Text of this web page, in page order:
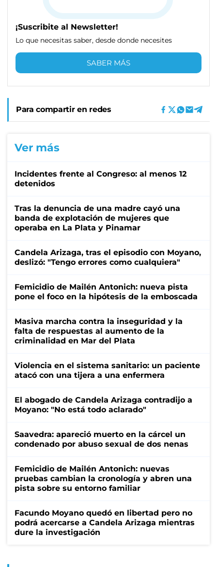
¡Suscribite al Newsletter!
Lo que necesitas saber, desde donde necesites
SABER MÁS
Para compartir en redes
Ver más
Incidentes frente al Congreso: al menos 12
detenidos
Tras la denuncia de una madre cayó una
banda de explotación de mujeres que
operaba en La Plata y Pinamar
Candela Arizaga, tras el episodio con Moyano,
deslizó: "Tengo errores como cualquiera"
Femicidio de Mailén Antonich: nueva pista
pone el foco en la hipótesis de la emboscada
Masiva marcha contra la inseguridad y la
falta de respuestas al aumento de la
criminalidad en Mar del Plata
Violencia en el sistema sanitario: un paciente
atacó con una tijera a una enfermera
El abogado de Candela Arizaga contradijo a
Moyano: "No está todo aclarado"
Saavedra: apareció muerto en la cárcel un
condenado por abuso sexual de dos nenas
Femicidio de Mailén Antonich: nuevas
pruebas cambian la cronología y abren una
pista sobre su entorno familiar
Facundo Moyano quedó en libertad pero no
podrá acercarse a Candela Arizaga mientras
dure la investigación